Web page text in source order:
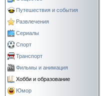
Путешествия и события
Развлечения
Сериалы
Спорт
Транспорт
Фильмы и анимация
Хобби и образование
Юмор